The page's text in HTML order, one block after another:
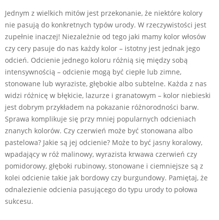
Jednym z wielkich mitów jest przekonanie, że niektóre kolory
nie pasują do konkretnych typów urody. W rzeczywistości jest
zupełnie inaczej! Niezależnie od tego jaki mamy kolor włosów
czy cery pasuje do nas każdy kolor – istotny jest jednak jego
odcień. Odcienie jednego koloru różnią się między sobą
intensywnością – odcienie mogą być ciepłe lub zimne,
stonowane lub wyraziste, głębokie albo subtelne. Każda z nas
widzi różnicę w błękicie, lazurze i granatowym – kolor niebieski
jest dobrym przykładem na pokazanie różnorodności barw.
Sprawa komplikuje się przy mniej popularnych odcieniach
znanych kolorów. Czy czerwień może być stonowana albo
pastelowa? Jakie są jej odcienie? Może to być jasny koralowy,
wpadający w róż malinowy, wyrazista krwawa czerwień czy
pomidorowy, głęboki rubinowy, stonowane i ciemniejsze są z
kolei odcienie takie jak bordowy czy burgundowy. Pamiętaj, że
odnalezienie odcienia pasującego do typu urody to połowa
sukcesu.